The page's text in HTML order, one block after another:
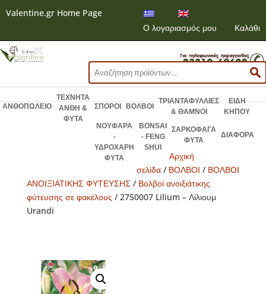
Valentine.gr Home Page
Ο λογαριασμός μου
Καλάθι
Αναζήτηση
για:
ΑΝΘΟΠΩΛΕΙΟ
ΤΕΧΝΗΤΑ
ΑΝΘΗ &
ΦΥΤΑ
ΣΠΟΡΟΙ ΒΟΛΒΟΙ
ΤΡΙΑΝΤΑΦΥΛΛΙΕΣ
& ΘΑΜΝΟΙ
ΕΙΔΗ
ΚΗΠΟΥ
ΝΟΥΦΑΡΑ
-
ΥΔΡΟΧΑΡΗ
ΦΥΤΑ
BONSAI
- FENG
SHUI
ΣΑΡΚΟΦΑΓΑ
ΦΥΤΑ
ΔΙΑΦΟΡΑ
Αρχική
σελίδα / ΒΟΛΒΟΙ / ΒΟΛΒOI
ΑΝΟΙΞΙΑΤΙΚΗΣ ΦΥΤΕΥΣΗΣ/ Βολβοί ανοιξιάτικης
φύτευσης σε φακέλους / 2750007 Lilium – Λίλιουμ
Urandi